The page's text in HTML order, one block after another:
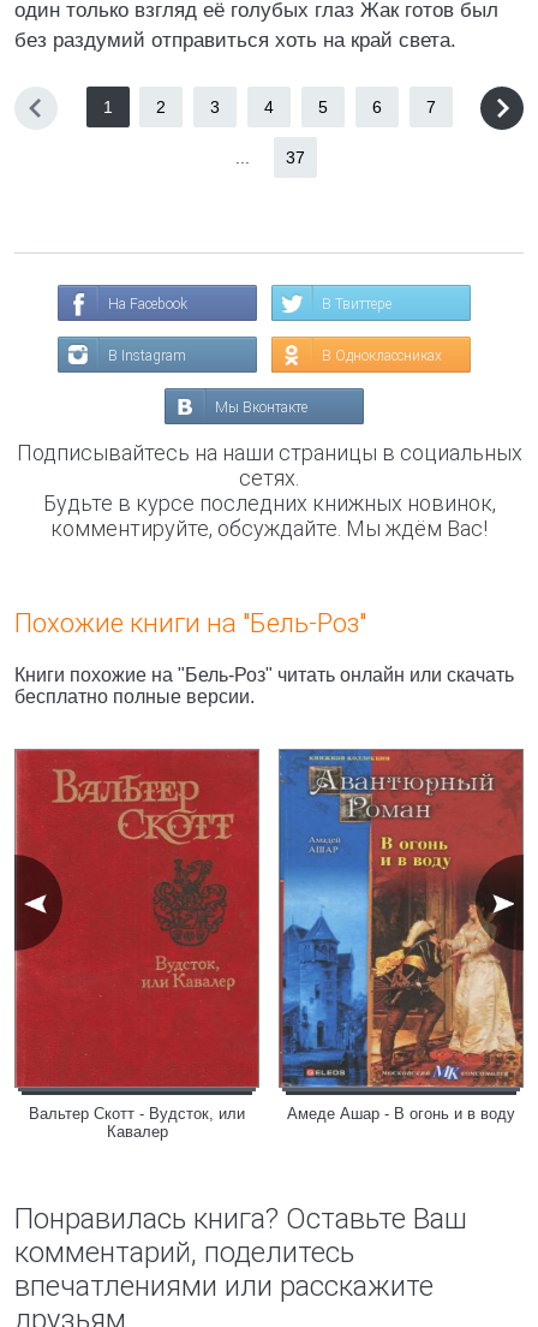
один только взгляд её голубых глаз Жак готов был
без раздумий отправиться хоть на край света.
1 2 3 4 5 6 7
37
На Facebook В Твиттере
В Instagram В Одноклассниках
Мы Вконтакте
Подписывайтесь на наши страницы в социальных
сетях.
Будьте в курсе последних книжных новинок,
комментируйте, обсуждайте. Мы ждём Вас!
Похожие книги на "Бель-Роз"
Книги похожие на "Бель-Роз" читать онлайн или скачать
бесплатно полные версии.
Вальтер Скотт - Вудсток, или
Кавалер
Амеде Ашар - В огонь и в воду
Понравилась книга? Оставьте Ваш
комментарий, поделитесь
впечатлениями или расскажите
друзьям